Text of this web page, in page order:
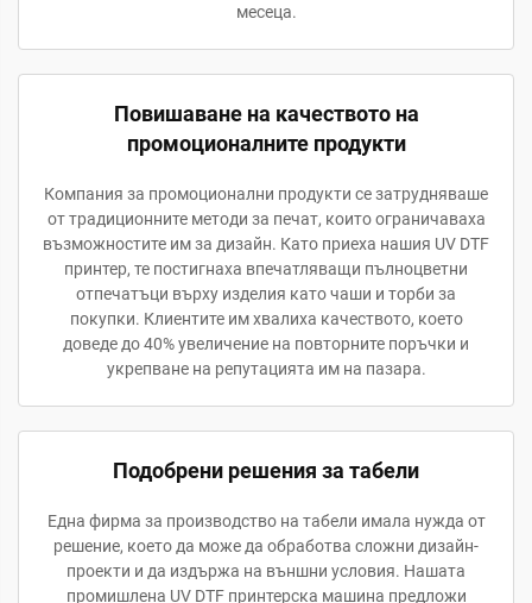
месеца.
Повишаване на качеството на
промоционалните продукти
Компания за промоционални продукти се затрудняваше
от традиционните методи за печат, които ограничаваха
възможностите им за дизайн. Като приеха нашия UV DTF
принтер, те постигнаха впечатляващи пълноцветни
отпечатъци върху изделия като чаши и торби за
покупки. Клиентите им хвалиха качеството, което
доведе до 40% увеличение на повторните поръчки и
укрепване на репутацията им на пазара.
Подобрени решения за табели
Една фирма за производство на табели имала нужда от
решение, което да може да обработва сложни дизайн-
проекти и да издържа на външни условия. Нашата
промишлена UV DTF принтерска машина предложи